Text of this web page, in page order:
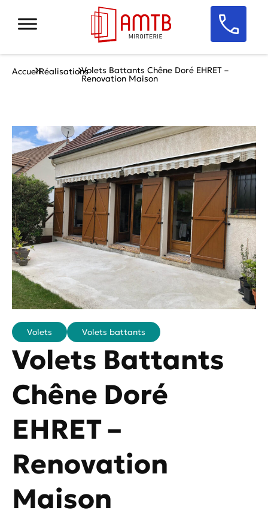
AccueilRéalisationsVolets Battants Chêne Doré EHRET –
Renovation Maison
Volets Volets battants
Volets Battants
Chêne Doré
EHRET –
Renovation
Maison